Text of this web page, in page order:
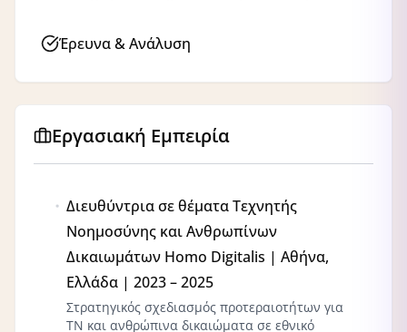
Έρευνα & Ανάλυση
Εργασιακή Εμπειρία
Διευθύντρια σε θέματα Τεχνητής
Νοημοσύνης και Ανθρωπίνων
Δικαιωμάτων Homo Digitalis | Αθήνα,
Ελλάδα | 2023 – 2025
Στρατηγικός σχεδιασμός προτεραιοτήτων για
ΤΝ και ανθρώπινα δικαιώματα σε εθνικό